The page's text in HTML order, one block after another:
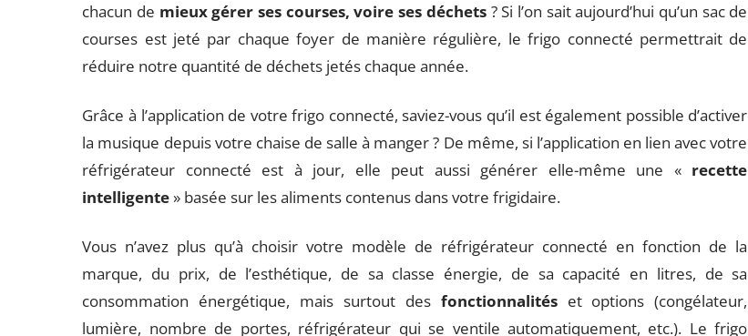
chacun de mieux gérer ses courses, voire ses déchets ? Si l’on sait aujourd’hui qu’un sac de
courses est jeté par chaque foyer de manière régulière, le frigo connecté permettrait de
réduire notre quantité de déchets jetés chaque année.
Grâce à l’application de votre frigo connecté, saviez-vous qu’il est également possible d’activer
la musique depuis votre chaise de salle à manger ? De même, si l’application en lien avec votre
réfrigérateur connecté est à jour, elle peut aussi générer elle-même une « recette
intelligente» basée sur les aliments contenus dans votre frigidaire.
Vous n’avez plus qu’à choisir votre modèle de réfrigérateur connecté en fonction de la
marque, du prix, de l’esthétique, de sa classe énergie, de sa capacité en litres, de sa
consommation énergétique, mais surtout des fonctionnalitéset options(congélateur,
lumière, nombre de portes, réfrigérateur qui se ventile automatiquement, etc.). Le frigo